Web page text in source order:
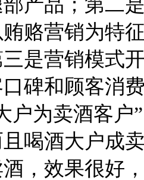
赂营销为特
是营销模式
碑和顾客消
户为卖酒客
喝酒大户成
，效果很好